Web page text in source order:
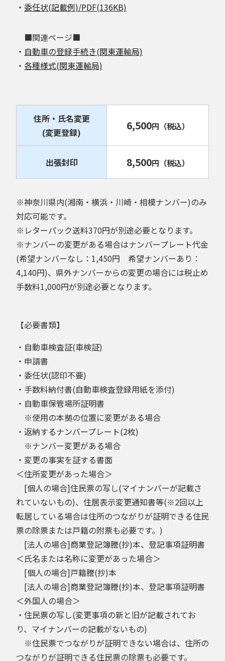
・ 委任状(記載例)/PDF(136KB)
■関連ページ■
・ 自動車の登録手続き(関東運輸局)
・ 各種様式(関東運輸局)
住所・氏名変更
(変更登録)
6,500円 （税込）
出張封印 8,500円 （税込）
※神奈川県内(湘南・横浜・川崎・相模ナンバー)のみ
対応可能です。
※レターパック送料370円が別途必要となります。
※ナンバーの変更がある場合はナンバープレート代金
(希望ナンバーなし：1,450円 希望ナンバーあり：
4,140円)、県外ナンバーからの変更の場合には税止め
手数料1,000円が別途必要となります。
【必要書類】
・自動車検査証(車検証)
・申請書
・委任状(認印不要)
・手数料納付書(自動車検査登録用紙を添付)
・自動車保管場所証明書
※使用の本拠の位置に変更がある場合
・返納するナンバープレート(2枚)
※ナンバー変更がある場合
・変更の事実を証する書面
＜住所変更があった場合＞
[個人の場合]住民票の写し(マイナンバーが記載さ
れていないもの)、住居表示変更通知書等(※2回以上
転居している場合は住所のつながりが証明できる住民
票の除票または戸籍の附票も必要です。)
[法人の場合]商業登記簿謄(抄)本、登記事項証明書
＜氏名または名称に変更があった場合＞
[個人の場合]戸籍謄(抄)本
[法人の場合]商業登記簿謄(抄)本、登記事項証明書
＜外国人の場合＞
・住民票の写し(変更事項の新と旧が記載されてお
り、マイナンバーの記載がないもの)
※住民票でつながりが証明できない場合は、住所の
つながりが証明できる住民票の除票も必要です。